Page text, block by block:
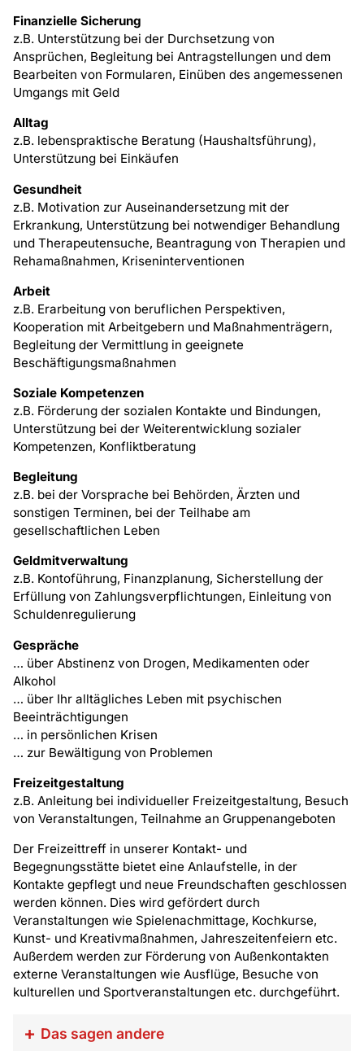
Finanzielle Sicherung
z.B. Unterstützung bei der Durchsetzung von
Ansprüchen, Begleitung bei Antragstellungen und dem
Bearbeiten von Formularen, Einüben des angemessenen
Umgangs mit Geld
Alltag
z.B. lebenspraktische Beratung (Haushaltsführung),
Unterstützung bei Einkäufen
Gesundheit
z.B. Motivation zur Auseinandersetzung mit der
Erkrankung, Unterstützung bei notwendiger Behandlung
und Therapeutensuche, Beantragung von Therapien und
Rehamaßnahmen, Kriseninterventionen
Arbeit
z.B. Erarbeitung von beruflichen Perspektiven,
Kooperation mit Arbeitgebern und Maßnahmenträgern,
Begleitung der Vermittlung in geeignete
Beschäftigungsmaßnahmen
Soziale Kompetenzen
z.B. Förderung der sozialen Kontakte und Bindungen,
Unterstützung bei der Weiterentwicklung sozialer
Kompetenzen, Konfliktberatung
Begleitung
z.B. bei der Vorsprache bei Behörden, Ärzten und
sonstigen Terminen, bei der Teilhabe am
gesellschaftlichen Leben
Geldmitverwaltung
z.B. Kontoführung, Finanzplanung, Sicherstellung der
Erfüllung von Zahlungsverpflichtungen, Einleitung von
Schuldenregulierung
Gespräche
… über Abstinenz von Drogen, Medikamenten oder
Alkohol
… über Ihr alltägliches Leben mit psychischen
Beeinträchtigungen
… in persönlichen Krisen
… zur Bewältigung von Problemen
Freizeitgestaltung
z.B. Anleitung bei individueller Freizeitgestaltung, Besuch
von Veranstaltungen, Teilnahme an Gruppenangeboten
Der Freizeittreff in unserer Kontakt- und
Begegnungsstätte bietet eine Anlaufstelle, in der
Kontakte gepflegt und neue Freundschaften geschlossen
werden können. Dies wird gefördert durch
Veranstaltungen wie Spielenachmittage, Kochkurse,
Kunst- und Kreativmaßnahmen, Jahreszeitenfeiern etc.
Außerdem werden zur Förderung von Außenkontakten
externe Veranstaltungen wie Ausflüge, Besuche von
kulturellen und Sportveranstaltungen etc. durchgeführt.
Das sagen andere